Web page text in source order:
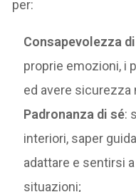
per:
Consapevolezza
proprie emozioni, i
ed avere sicurezza
Padronanza di sé:
interiori, saper
adattare e sentirsi
situazioni;